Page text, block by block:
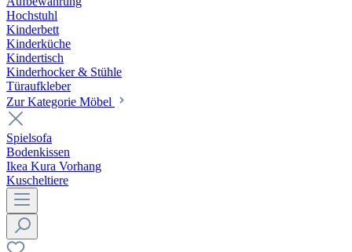
Hochstuhl
Kinderbett
Kinderküche
Kindertisch
Kinderhocker & Stühle
Türaufkleber
Zur Kategorie Möbel
Spielsofa
Bodenkissen
Ikea Kura Vorhang
Kuscheltiere